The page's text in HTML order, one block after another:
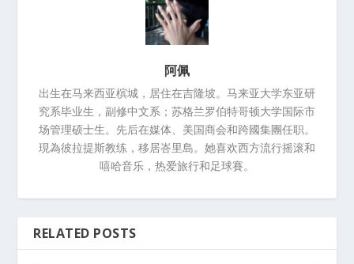
阿佩
出生在马来西亚槟城，居住在吉隆坡。马来亚大学东亚研
究系毕业生，副修中文系；苏格兰罗伯特哥顿大学国际市
场管理硕士生。先后在媒体、美国商会和跨國集團任职。
現為彼拉提斯教练，移居峇里島。她喜欢西方流行摇滚和
嘻哈音乐，热爱旅行和足球賽。
RELATED POSTS